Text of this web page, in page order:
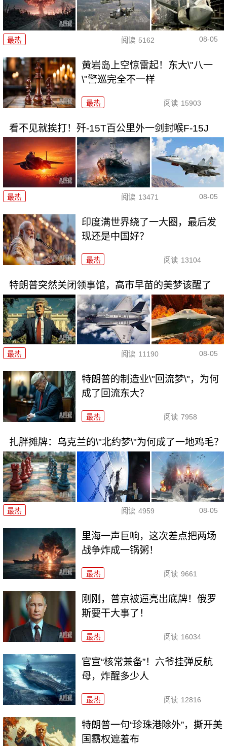
最热 阅读 5162 08-05
黄岩岛上空惊雷起！东大\"八一
\"警巡完全不一样
最热 阅读 15903
看不见就挨打！歼-15T百公里外一剑封喉F-15J
最热 阅读 13471 08-05
印度满世界绕了一大圈，最后发
现还是中国好？
最热 阅读 13104
特朗普突然关闭领事馆，高市早苗的美梦该醒了
最热 阅读 11190 08-05
特朗普的制造业\"回流梦\"，为何
成了回流东大？
最热 阅读 7958
扎胖摊牌：乌克兰的\"北约梦\"为何成了一地鸡毛？
最热 阅读 4959 08-05
里海一声巨响，这次差点把两场
战争炸成一锅粥！
最热 阅读 9661
刚刚，普京被逼亮出底牌！俄罗
斯要干大事了！
最热 阅读 16034
官宣“核常兼备”！六爷挂弹反航
母，炸醒多少人
最热 阅读 12816
特朗普一句“珍珠港除外”，撕开美
国霸权遮羞布